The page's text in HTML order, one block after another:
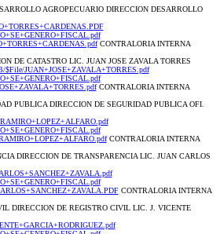
AGROPECUARIO DIRECCION DESARROLLO
CONTRALORIA INTERNA
DE CATASTRO LIC. JUAN JOSE ZAVALA TORRES
$File/JUAN+JOSE+ZAVALA+TORRES.pdf
CONTRALORIA INTERNA
PUBLICA DIRECCION DE SEGURIDAD PUBLICA OFI.
CONTRALORIA INTERNA
DIRECCION DE TRANSPARENCIA LIC. JUAN CARLOS
CONTRALORIA INTERNA
DIRECCION DE REGISTRO CIVIL LIC. J. VICENTE